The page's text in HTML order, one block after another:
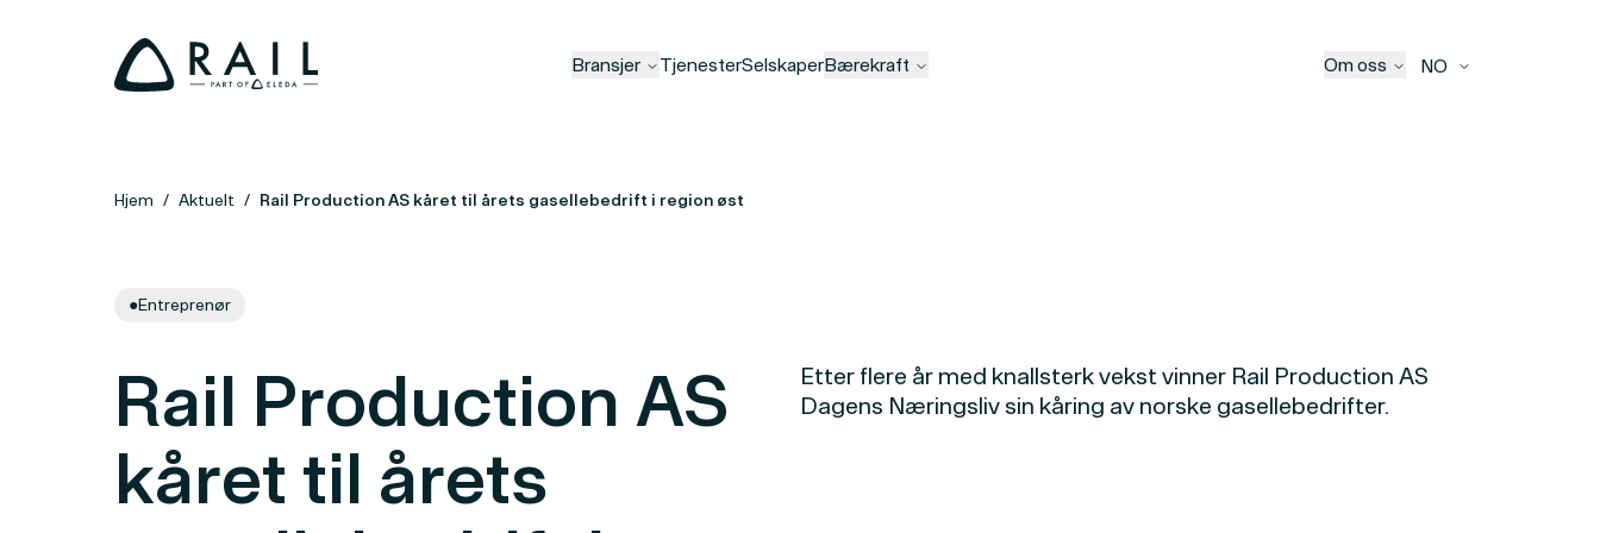
Bransjer TjenesterSelskaperBærekraft Om oss NO
Hjem Aktuelt Rail Production AS kåret til årets gasellebedrift i region øst
●Entreprenør
Rail Production AS
kåret til årets
Etter flere år med knallsterk vekst vinner Rail Production AS
Dagens Næringsliv sin kåring av norske gasellebedrifter.